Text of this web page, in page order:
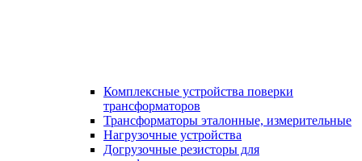
Комплексные устройства поверки
трансформаторов
Трансформаторы эталонные, измерительные
Нагрузочные устройства
Догрузочные резисторы для